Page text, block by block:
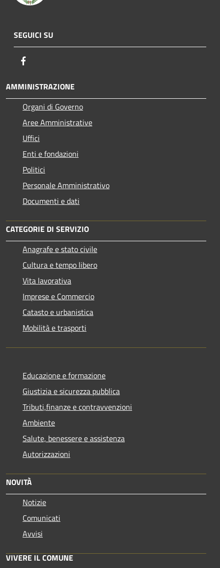
SEGUICI SU
AMMINISTRAZIONE
Organi di Governo
Aree Amministrative
Uffici
Enti e fondazioni
Politici
Personale Amministrativo
Documenti e dati
CATEGORIE DI SERVIZIO
Anagrafe e stato civile
Cultura e tempo libero
Vita lavorativa
Imprese e Commercio
Catasto e urbanistica
Mobilità e trasporti
Educazione e formazione
Giustizia e sicurezza pubblica
Tributi,finanze e contravvenzioni
Ambiente
Salute, benessere e assistenza
Autorizzazioni
NOVITÀ
Notizie
Comunicati
Avvisi
VIVERE IL COMUNE